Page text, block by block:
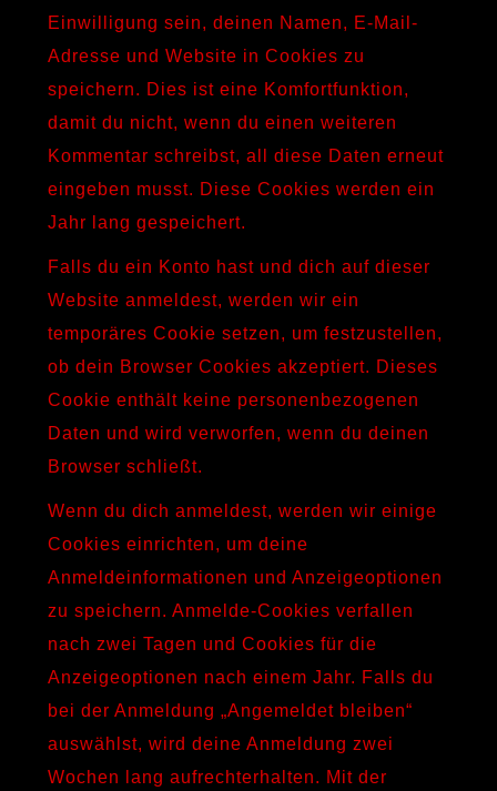
Einwilligung sein, deinen Namen, E-Mail-
Adresse und Website in Cookies zu
speichern. Dies ist eine Komfortfunktion,
damit du nicht, wenn du einen weiteren
Kommentar schreibst, all diese Daten erneut
eingeben musst. Diese Cookies werden ein
Jahr lang gespeichert.
Falls du ein Konto hast und dich auf dieser
Website anmeldest, werden wir ein
temporäres Cookie setzen, um festzustellen,
ob dein Browser Cookies akzeptiert. Dieses
Cookie enthält keine personenbezogenen
Daten und wird verworfen, wenn du deinen
Browser schließt.
Wenn du dich anmeldest, werden wir einige
Cookies einrichten, um deine
Anmeldeinformationen und Anzeigeoptionen
zu speichern. Anmelde-Cookies verfallen
nach zwei Tagen und Cookies für die
Anzeigeoptionen nach einem Jahr. Falls du
bei der Anmeldung „Angemeldet bleiben“
auswählst, wird deine Anmeldung zwei
Wochen lang aufrechterhalten. Mit der